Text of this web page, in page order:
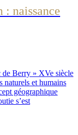
naissance
de Berry » XVe siècle
naturels et humains
géographique
s’est